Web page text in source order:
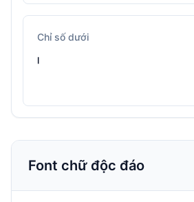
Chỉ số dưới
ₗ
Font chữ độc đáo